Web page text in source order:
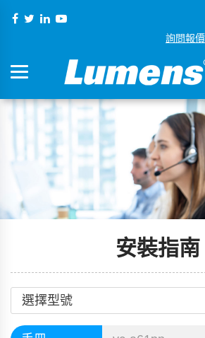
詢問報價
安裝指南